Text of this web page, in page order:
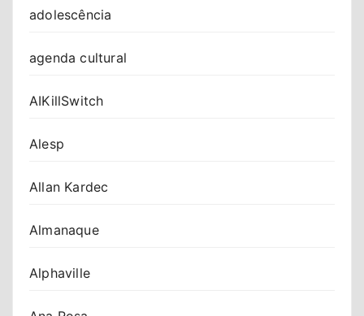
adolescência
agenda cultural
AIKillSwitch
Alesp
Allan Kardec
Almanaque
Alphaville